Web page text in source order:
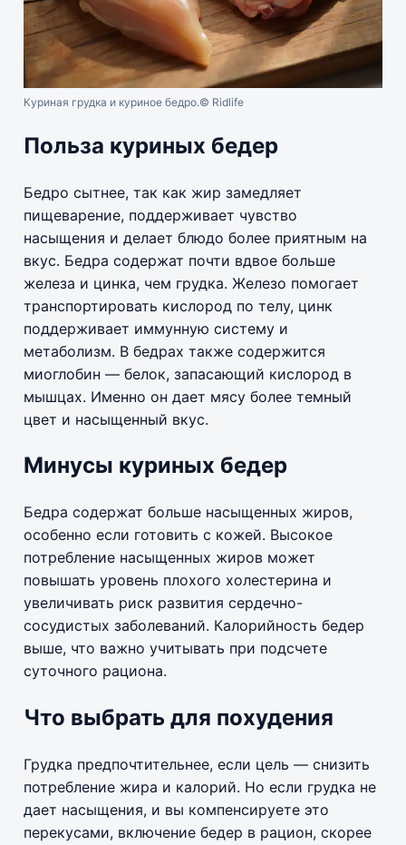
Куриная грудка и куриное бедро.© Ridlife
Польза куриных бедер
Бедро сытнее, так как жир замедляет
пищеварение, поддерживает чувство
насыщения и делает блюдо более приятным на
вкус. Бедра содержат почти вдвое больше
железа и цинка, чем грудка. Железо помогает
транспортировать кислород по телу, цинк
поддерживает иммунную систему и
метаболизм. В бедрах также содержится
миоглобин — белок, запасающий кислород в
мышцах. Именно он дает мясу более темный
цвет и насыщенный вкус.
Минусы куриных бедер
Бедра содержат больше насыщенных жиров,
особенно если готовить с кожей. Высокое
потребление насыщенных жиров может
повышать уровень плохого холестерина и
увеличивать риск развития сердечно-
сосудистых заболеваний. Калорийность бедер
выше, что важно учитывать при подсчете
суточного рациона.
Что выбрать для похудения
Грудка предпочтительнее, если цель — снизить
потребление жира и калорий. Но если грудка не
дает насыщения, и вы компенсируете это
перекусами, включение бедер в рацион, скорее